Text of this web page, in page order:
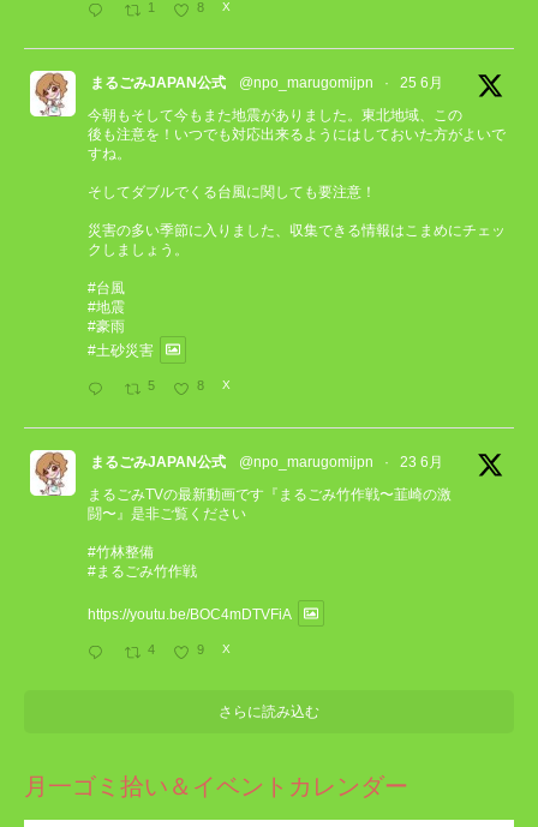
1 8 X
まるごみJAPAN公式 @npo_marugomijpn ·
25 6月
今朝もそして今もまた地震がありました。東北地域、この
後も注意を！いつでも対応出来るようにはしておいた方がよいで
すね。
そしてダブルでくる台風に関しても要注意！
災害の多い季節に入りました、収集できる情報はこまめにチェッ
クしましょう。
#台風
#地震
#豪雨
#土砂災害
5 8 X
まるごみJAPAN公式 @npo_marugomijpn ·
23 6月
まるごみTVの最新動画です『まるごみ竹作戦〜韮崎の激
闘〜』是非ご覧ください
#竹林整備
#まるごみ竹作戦
https://youtu.be/BOC4mDTVFiA
4 9 X
さらに読み込む
月一ゴミ拾い＆イベントカレンダー